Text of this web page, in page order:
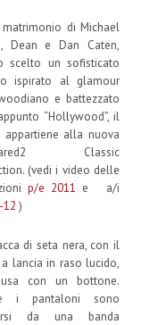
matrimonio di Michael
Dean e Dan Caten,
scelto un sofisticato
ispirato al glamour
e battezzato
“Hollywood”, il
appartiene alla nuova
Classic
(vedi i video delle
p/e 2011 e a/i
12 )
di seta nera, con il
lancia in raso lucido,
con un bottone.
i pantaloni sono
da una banda